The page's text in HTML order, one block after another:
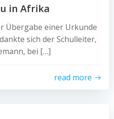
in Afrika
Übergabe einer Urkunde
sich der Schulleiter,
bei […]
read more